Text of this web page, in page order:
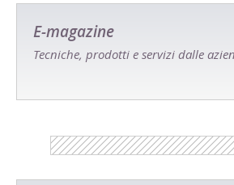
E-magazine
Tecniche, prodotti e servizi dalle